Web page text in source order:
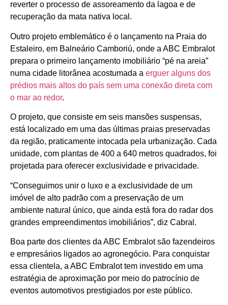
reverter o processo de assoreamento da lagoa e de
recuperação da mata nativa local.
Outro projeto emblemático é o lançamento na Praia do
Estaleiro, em Balneário Camboriú, onde a ABC Embralot
prepara o primeiro lançamento imobiliário “pé na areia”
numa cidade litorânea acostumada a erguer alguns dos
prédios mais altos do país sem uma conexão direta com
o mar ao redor.
O projeto, que consiste em seis mansões suspensas,
está localizado em uma das últimas praias preservadas
da região, praticamente intocada pela urbanização. Cada
unidade, com plantas de 400 a 640 metros quadrados, foi
projetada para oferecer exclusividade e privacidade.
“Conseguimos unir o luxo e a exclusividade de um
imóvel de alto padrão com a preservação de um
ambiente natural único, que ainda está fora do radar dos
grandes empreendimentos imobiliários”, diz Cabral.
Boa parte dos clientes da ABC Embralot são fazendeiros
e empresários ligados ao agronegócio. Para conquistar
essa clientela, a ABC Embralot tem investido em uma
estratégia de aproximação por meio do patrocínio de
eventos automotivos prestigiados por este público.